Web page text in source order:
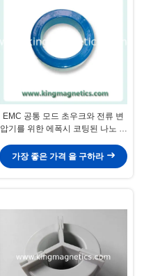
EMC 공통 모드 초우크와 전류 변
압기를 위한 에폭시 코팅된 나노 결
가장 좋은 가격 을 구하라